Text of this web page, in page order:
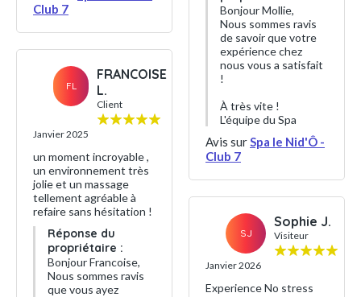
Club 7
FL
FRANCOISE
L.
Client
Janvier 2025
un moment incroyable ,
un environnement très
jolie et un massage
tellement agréable à
refaire sans hésitation !
Réponse du
propriétaire :
Bonjour Francoise,
Nous sommes ravis
que vous ayez
Bonjour Mollie,
Nous sommes ravis
de savoir que votre
expérience chez
nous vous a satisfait
!
À très vite !
L'équipe du Spa
Avis surSpa le Nid'Ô -
Club 7
SJ
Sophie J.
Visiteur
Janvier 2026
Experience No stress